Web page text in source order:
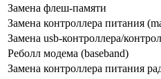
Замена флеш-памяти
Замена контроллера питания
Замена usb-контроллерa/
Реболл модема (baseband)
Замена контроллера питания